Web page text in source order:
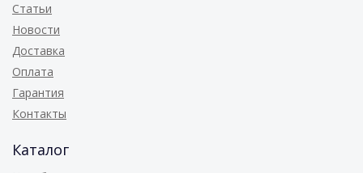
Статьи
Новости
Доставка
Оплата
Гарантия
Контакты
Каталог